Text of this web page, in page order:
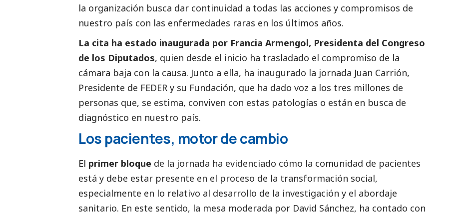
la organización busca dar continuidad a todas las acciones y compromisos de
nuestro país con las enfermedades raras en los últimos años.
La cita ha estado inaugurada por Francia Armengol, Presidenta del Congreso
de los Diputados, quien desde el inicio ha trasladado el compromiso de la
cámara baja con la causa. Junto a ella, ha inaugurado la jornada Juan Carrión,
Presidente de FEDER y su Fundación, que ha dado voz a los tres millones de
personas que, se estima, conviven con estas patologías o están en busca de
diagnóstico en nuestro país.
Los pacientes, motor de cambio
El primer bloque de la jornada ha evidenciado cómo la comunidad de pacientes
está y debe estar presente en el proceso de la transformación social,
especialmente en lo relativo al desarrollo de la investigación y el abordaje
sanitario. En este sentido, la mesa moderada por David Sánchez, ha contado con